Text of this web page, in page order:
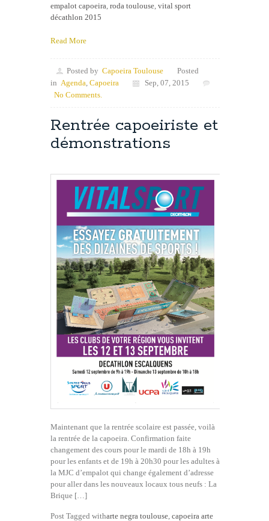
empalot capoeira roda toulouse vital sport
décathlon 2015
Read More
Posted by Capoeira Toulouse
Posted
in Agenda Capoeira
Sep, 07, 2015
No Comments.
Rentrée capoeiriste et
démonstrations
Maintenant que la rentrée scolaire est passée, voilà
la rentrée de la capoeira. Confirmation faite
changement des cours pour le mardi de 18h à 19h
pour les enfants et de 19h à 20h30 pour les adultes à
la MJC d’empalot qui change également d’adresse
pour aller dans les nouveaux locaux tous neufs : La
Brique […]
Post Tagged witharte negra toulouse capoeira arte